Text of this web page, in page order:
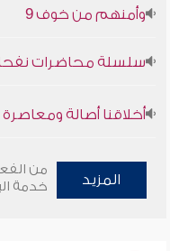
سلسلة محاضرات نفحات
المزيد
من
خدمة